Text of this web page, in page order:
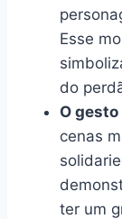
Esse
do
O
cenas
ter um